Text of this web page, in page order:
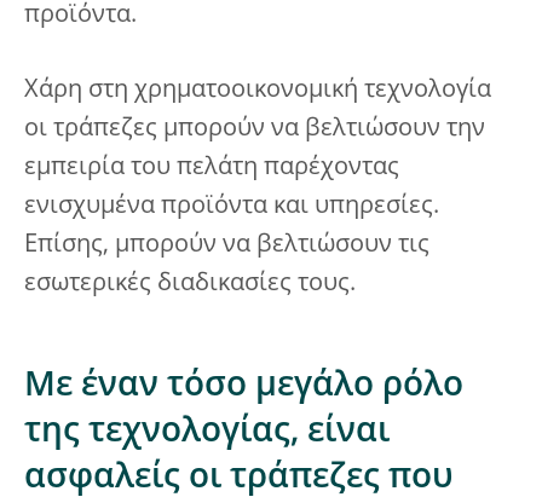
προϊόντα.
Χάρη στη χρηματοοικονομική τεχνολογία
οι τράπεζες μπορούν να βελτιώσουν την
εμπειρία του πελάτη παρέχοντας
ενισχυμένα προϊόντα και υπηρεσίες.
Επίσης, μπορούν να βελτιώσουν τις
εσωτερικές διαδικασίες τους.
Με έναν τόσο μεγάλο ρόλο
της τεχνολογίας, είναι
ασφαλείς οι τράπεζες που